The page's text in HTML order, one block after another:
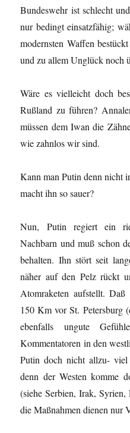
Bundeswehr ist schlecht
nur bedingt einsatzfähig;
modernsten Waffen
und zu allem Unglück noch
Wäre es vielleicht doch
Rußland zu führen?
müssen dem Iwan die
wie zahnlos wir sind.
Kann man Putin denn nicht
macht ihn so sauer?
Nun, Putin regiert ein
Nachbarn und muß schon
behalten. Ihn stört seit
näher auf den Pelz rückt
Atomraketen aufstellt.
150 Km vor St. Petersburg
ebenfalls ungute
Kommentatoren in den
Putin doch nicht allzu- viel
denn der Westen komme
(siehe Serbien, Irak,
die Maßnahmen dienen nur